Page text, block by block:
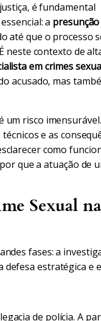
é fundamental
a
até que o processo
neste contexto de
em crimes
acusado, mas
um risco
e as
como
que a atuação de
Sexual na
fases: a
estratégica e
de polícia. A